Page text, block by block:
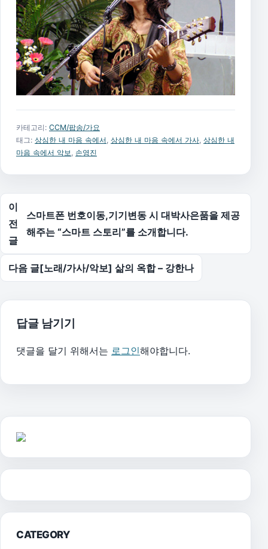
카테고리: CCM/팝송/가요
태그: 상심한 내 마음 속에서, 상심한 내 마음 속에서 가사, 상심한 내
마음 속에서 악보, 손영진
글 탐색
이
전
글
스마트폰 번호이동,기기변동 시 대박사은품을 제공
해주는 “스마트 스토리”를 소개합니다.
다음 글[노래/가사/악보] 삶의 옥합 – 강한나
답글 남기기
댓글을 달기 위해서는 로그인해야합니다.
CATEGORY